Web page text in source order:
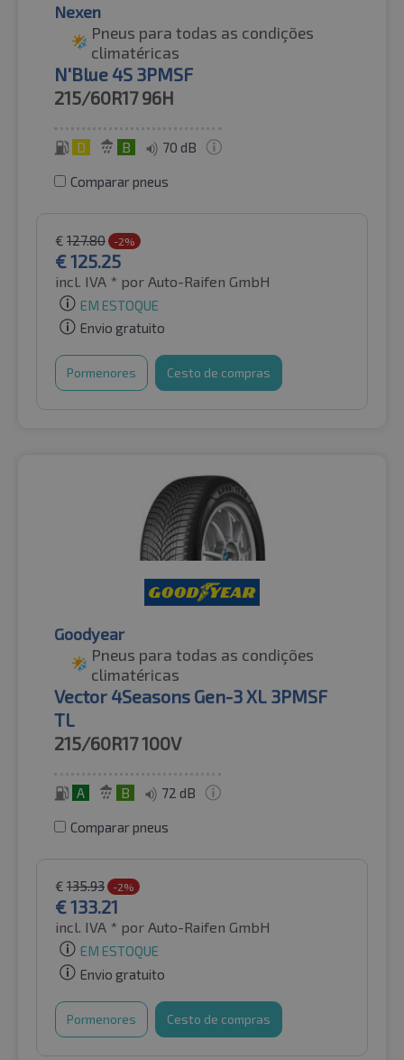
Nexen
Pneus para todas as condições
climatéricas
N'Blue 4S 3PMSF
215/60R17 96H
D B 70 dB
Comparar pneus
€ 127.80 -2%
€125.25
incl. IVA * por Auto-Raifen GmbH
EM ESTOQUE
Envio gratuito
Pormenores Cesto de compras
Goodyear
Pneus para todas as condições
climatéricas
Vector 4Seasons Gen-3 XL 3PMSF
TL
215/60R17100V
A B 72 dB
Comparar pneus
€ 135.93 -2%
€133.21
incl. IVA * por Auto-Raifen GmbH
EM ESTOQUE
Envio gratuito
Pormenores Cesto de compras